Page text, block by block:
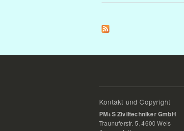
Kontakt und Copyright
PM+S Ziviltechniker GmbH
Traunuferstr. 5, 4600 Wels